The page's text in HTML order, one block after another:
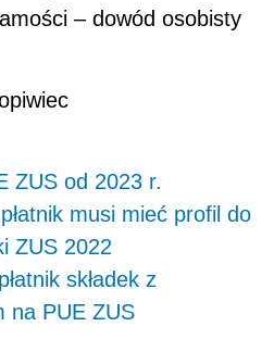
– dowód osobisty
ZUS od 2023 r.
musi mieć profil do
ZUS 2022
składek z
na PUE ZUS